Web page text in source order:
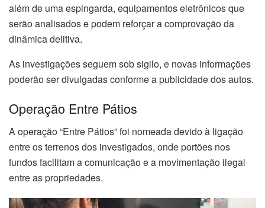
além de uma espingarda, equipamentos eletrônicos que
serão analisados e podem reforçar a comprovação da
dinâmica delitiva.
As investigações seguem sob sigilo, e novas informações
poderão ser divulgadas conforme a publicidade dos autos.
Operação Entre Pátios
A operação “Entre Pátios” foi nomeada devido à ligação
entre os terrenos dos investigados, onde portões nos
fundos facilitam a comunicação e a movimentação ilegal
entre as propriedades.